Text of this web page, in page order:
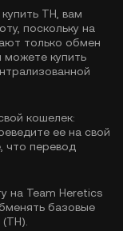
TH, вам
поскольку на
только обмен
можете купить
кошелек:
ее на свой
что перевод
на Team Heretics
базовые